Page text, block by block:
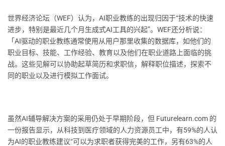
世界经济论坛（WEF）认为，AI职业教练的出现归因于“技术的快速
进步，特别是最近几个月生成式AI工具的兴起”。WEF还分析说：
「AI驱动的职业教练通常使用从用户那里收集的数据库，如他们的
职业目标、技能、工作经验、教育以及他们在职业道路上面临的挑
战。这些见解可以协助起草简历和求职信，解释职位描述，探索不
同的职业以及进行模拟工作面试。
虽然AI辅导解决方案的采用仍处于早期阶段，但 Futurelearn.com 的
一份报告显示，从科技到医疗领域的人力资源员工中，有59%的人认
为AI的职业教练建议“可以为求职者获得完美的工作，另有63%的人